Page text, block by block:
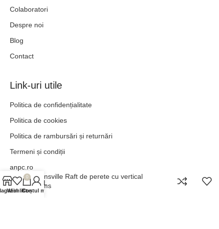
Colaboratori
Despre noi
Blog
Contact
Link-uri utile
Politica de confidențialitate
Politica de cookies
Politica de rambursări și returnări
Termeni și condiții
anpc.ro
ANPC - SAL
Townsville Raft de perete cu vertical
rooms
Wishlist
0
Coș
Contul meu